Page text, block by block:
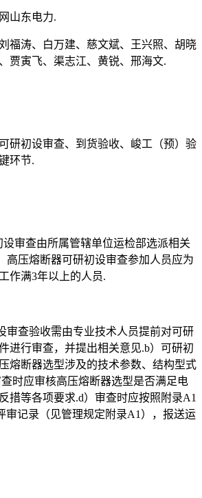
山东电力.
福涛、白万建、慈文斌、王兴照、胡晓
贾寅飞、渠志江、黄锐、邢海文.
研初设审查、到货验收、峻工（预）验
环节.
审查由所属管辖单位运检部选派相关
高压熔断器可研初设审查参加人员应为
作满3年以上的人员.
审查验收需由专业技术人员提前对可研
进行审查，并提出相关意见.b）可研初
熔断器选型涉及的技术参数、结构型式
时应审核高压熔断器选型是否满足电
措等各项要求.d）审查时应按照附录A1
审记录（见管理规定附录A1），报送运